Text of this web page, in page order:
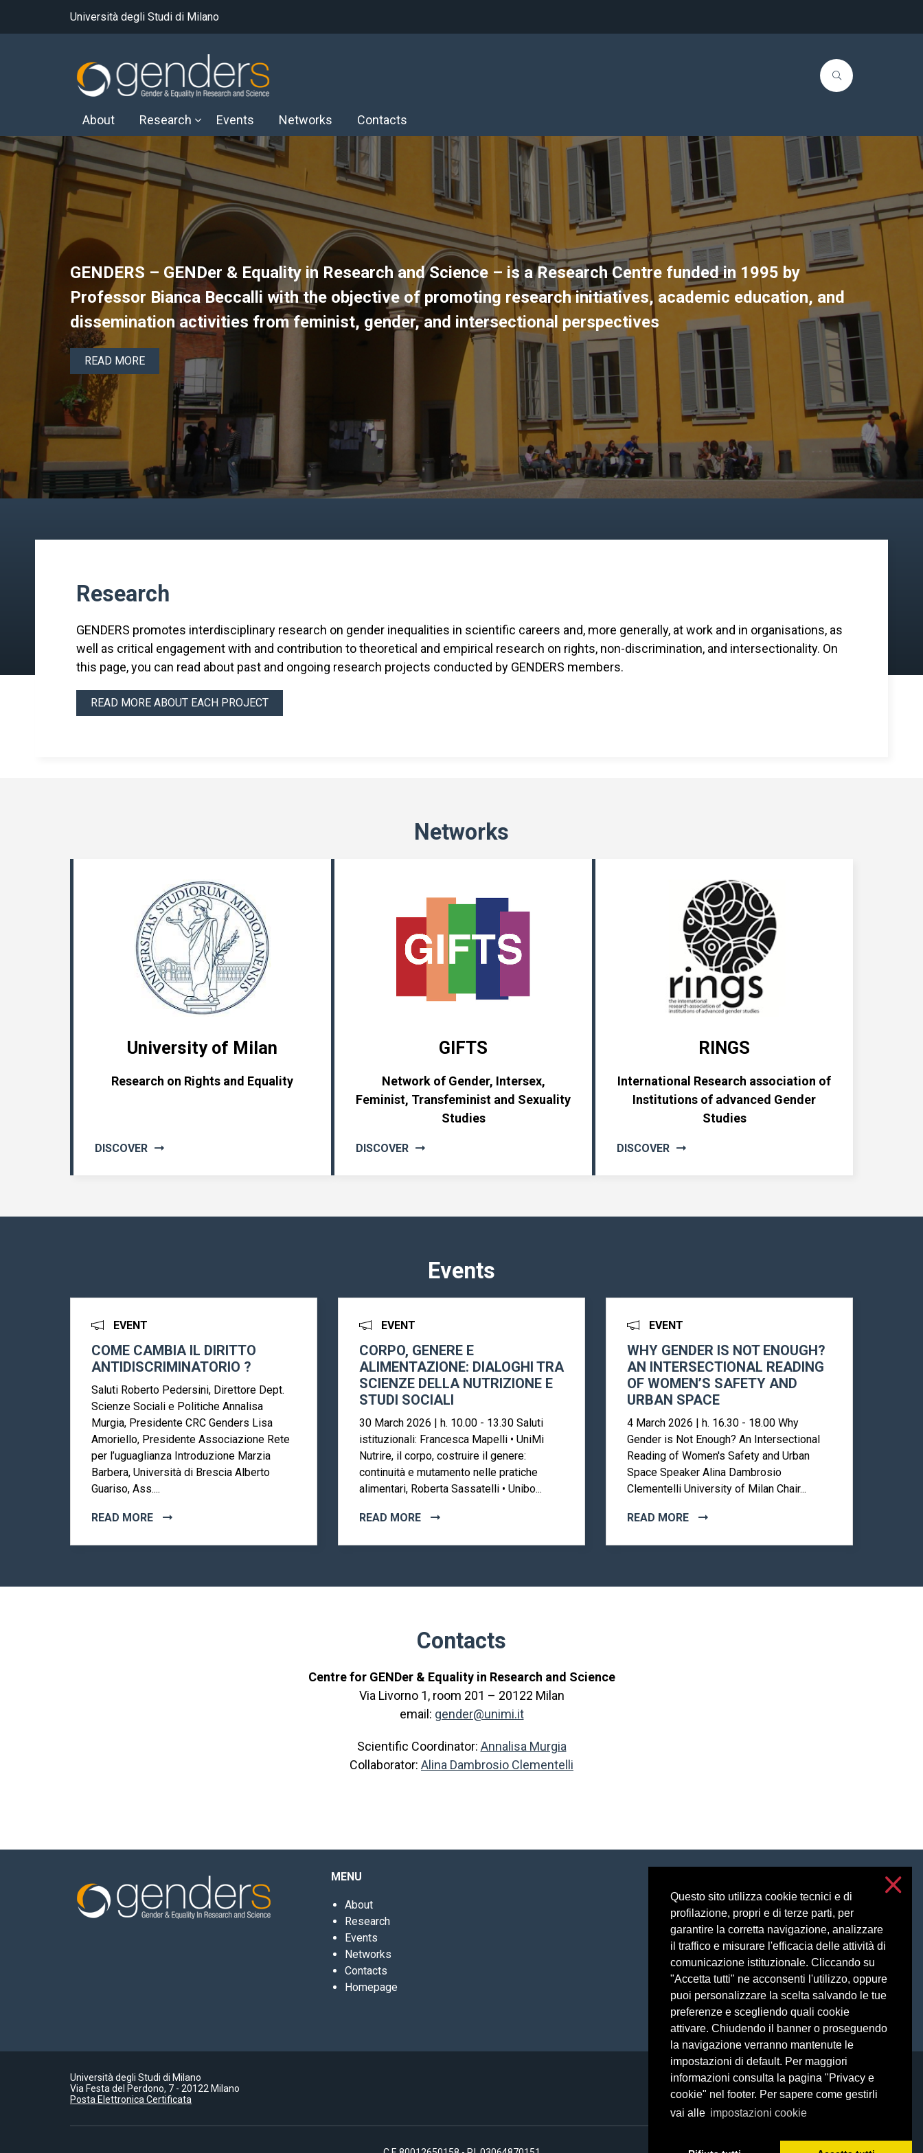
Questo sito utilizza cookie tecnici e di
profilazione, propri e di terze parti, per
garantire la corretta navigazione, analizzare
il traffico e misurare l'efficacia delle attività di
comunicazione istituzionale. Cliccando su
"Accetta tutti" ne acconsenti l'utilizzo, oppure
puoi personalizzare la scelta salvando le tue
preferenze e scegliendo quali cookie
attivare. Chiudendo il banner o proseguendo
la navigazione verranno mantenute le
impostazioni di default. Per maggiori
informazioni consulta la pagina "Privacy e
cookie" nel footer. Per sapere come gestirli
vai alle impostazioni cookie
Università degli Studi di Milano
About Research Events Networks Contacts
GENDERS – GENDer & Equality in Research and Science – is a Research Centre funded in 1995 by
Professor Bianca Beccalli with the objective of promoting research initiatives, academic education, and
dissemination activities from feminist, gender, and intersectional perspectives
READ MORE
Research
GENDERS promotes interdisciplinary research on gender inequalities in scientific careers and, more generally, at work and in organisations, as
well as critical engagement with and contribution to theoretical and empirical research on rights, non-discrimination, and intersectionality. On
this page, you can read about past and ongoing research projects conducted by GENDERS members.
READ MORE ABOUT EACH PROJECT
Networks
University of Milan
Research on Rights and Equality
DISCOVER
GIFTS
Network of Gender, Intersex,
Feminist, Transfeminist and Sexuality
Studies
DISCOVER
RINGS
International Research association of
Institutions of advanced Gender
Studies
DISCOVER
Events
EVENT
COME CAMBIA IL DIRITTO
ANTIDISCRIMINATORIO ?
Saluti Roberto Pedersini, Direttore Dept.
Scienze Sociali e Politiche Annalisa
Murgia, Presidente CRC Genders Lisa
Amoriello, Presidente Associazione Rete
per l’uguaglianza Introduzione Marzia
Barbera, Università di Brescia Alberto
Guariso, Ass....
READ MORE
EVENT
CORPO, GENERE E
ALIMENTAZIONE: DIALOGHI TRA
SCIENZE DELLA NUTRIZIONE E
STUDI SOCIALI
30 March 2026 | h. 10.00 - 13.30 Saluti
istituzionali: Francesca Mapelli • UniMi
Nutrire, il corpo, costruire il genere:
continuità e mutamento nelle pratiche
alimentari, Roberta Sassatelli • Unibo...
READ MORE
EVENT
WHY GENDER IS NOT ENOUGH?
AN INTERSECTIONAL READING
OF WOMEN’S SAFETY AND
URBAN SPACE
4 March 2026 | h. 16.30 - 18.00 Why
Gender is Not Enough? An Intersectional
Reading of Women's Safety and Urban
Space Speaker Alina Dambrosio
Clementelli University of Milan Chair...
READ MORE
Contacts
Centre for GENDer & Equality in Research and Science
Via Livorno 1, room 201 – 20122 Milan
email: gender@unimi.it
Scientific Coordinator: Annalisa Murgia
Collaborator: Alina Dambrosio Clementelli
MENU
About
Research
Events
Networks
Contacts
Homepage
Privacy and cookies
Cookie settings
Università degli Studi di Milano
Via Festa del Perdono, 7 - 20122 Milano
Posta Elettronica Certificata